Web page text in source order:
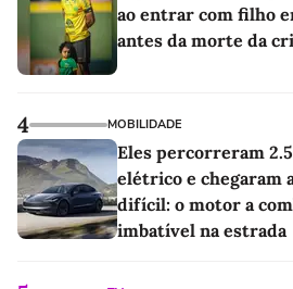
ao entrar com filho
antes da morte da
4 MOBILIDADE
Eles percorreram
elétrico e chegaram
difícil: o motor a
imbatível na estrada